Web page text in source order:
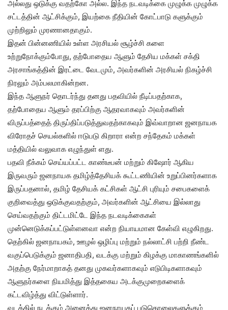
அல்லது ஒடுக்கு வதற்கோ அல்ல. இந்த நடவடிக்கை முழுக்க முழுக்க
சட்டத்தின் ஆட்சிக்கும், இயற்கை நீதியின் கோட்பாடு களுக்கும்
முற்றிலும் முரணானதாகும்.
இதன் பின்னணியில் உள்ள அரசியல் சூழ்ச்சி களை
உற்றுநோக்கும்போது, தற்போதைய ஆளும் தேசிய மக்கள் சக்தி
அரசாங்கத்தின் இரட்டை வேடமும், அவர்களின் அரசியல் நிகழ்ச்சி
நிரலும் அம்பலமாகின்றன.
இந்த ஆளுநர் தொடர்ந்து தனது பதவியில் நீடிப்பதற்காக,
தற்போதைய ஆளும் தரப்பிற்கு ஆதரவாகவும் அவர்களின்
விருப்பத்தைத் திருப்திப்படுத்துவதற்காகவும் இவ்வாறான ஜனநாயக
விரோதச் செயல்களில் ஈடுபடு கிறாரா என்ற சந்தேகம் மக்கள்
மத்தியில் வலுவாக எழுந்துள் ளது.
பதவி நீக்கம் செய்யப்பட்ட காண்டீபன் மற்றும் கிஷோர் ஆகிய
இருவரும் ஜனநாயக தமிழ்த்தேசியக் கூட்டணியின் உறுப்பினர்களாக
இருப்பதனால், தமிழ் தேசியக் கட்சிகள் ஆட்சி புரியும் சபைகளைக்
குறிவைத்து ஒடுக்குவதற்கும், அவர்களின் ஆட்சியை இல்லாது
செய்வதற்கும் திட்டமிட்டே இந்த நடவடிக்கைகள்
முன்னெடுக்கப்பட்டுள்ளனவா என்ற நியாயமான கேள்வி எழுகிறது.
தெற்கில் ஜனநாயகம், ஊழல் ஒழிப்பு மற்றும் நல்லாட்சி பற்றி நீண்ட
வகுப்பெடுக்கும் ஜனாதிபதி, வடக்கு மற்றும் கிழக்கு மாகாணங்களில்
அதற்கு நேர்மாறாகத் தனது முகவர்களாகவும் எடுபிடிகளாகவும்
ஆளுநர்களை நியமித்து இத்தகைய அடக்குமுறைகளைக்
கட்டவிழ்த்து விட்டுள்ளார்.
வடக்கில் நடக்கும் அனைத்து ஜனநாயகப் படுகொலைகளுக்கும்